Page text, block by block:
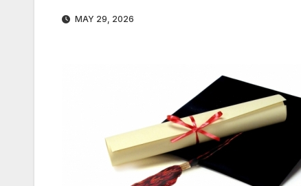
MAY 29, 2026